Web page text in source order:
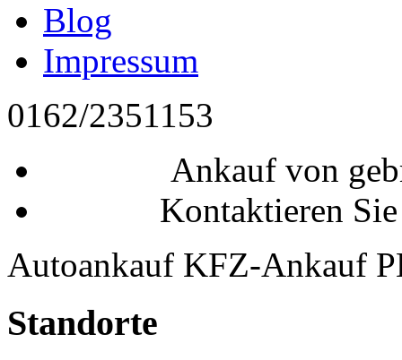
Blog
Impressum
0162/2351153
Ankauf von
Kontaktieren
Autoankauf KFZ-Ankauf
Standorte